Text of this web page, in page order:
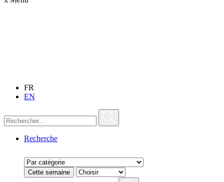
FR
EN
Recherche
Cette semaine